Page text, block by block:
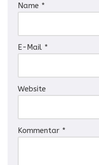
Name *
E-Mail *
Website
Kommentar *